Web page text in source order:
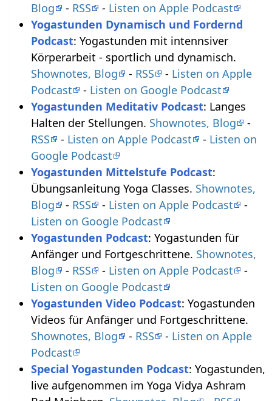
Blog
- RSS - Listen on Apple Podcast
Yogastunden Dynamisch und Fordernd
Podcast: Yogastunden mit intennsiver
Körperarbeit - sportlich und dynamisch.
Shownotes, Blog
- RSS - Listen on Apple
Podcast
- Listen on Google Podcast
Yogastunden Meditativ Podcast: Langes
Halten der Stellungen. Shownotes, Blog
-
RSS
- Listen on Apple Podcast - Listen on
Google Podcast
Yogastunden Mittelstufe Podcast:
Übungsanleitung Yoga Classes. Shownotes,
Blog
- RSS - Listen on Apple Podcast
-
Listen on Google Podcast
Yogastunden Podcast: Yogastunden für
Anfänger und Fortgeschrittene. Shownotes,
Blog
- RSS - Listen on Apple Podcast
-
Listen on Google Podcast
Yogastunden Video Podcast: Yogastunden
Videos für Anfänger und Fortgeschrittene.
Shownotes, Blog
- RSS - Listen on Apple
Podcast
Special Yogastunden Podcast: Yogastunden,
live aufgenommen im Yoga Vidya Ashram